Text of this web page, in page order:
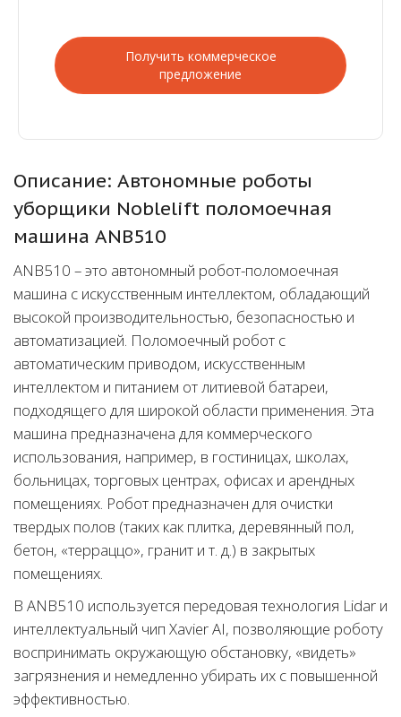
Получить коммерческое
предложение
Описание: Автономные роботы
уборщики Noblelift поломоечная
машина ANB510
ANB510 – это автономный робот-поломоечная
машина с искусственным интеллектом, обладающий
высокой производительностью, безопасностью и
автоматизацией. Поломоечный робот с
автоматическим приводом, искусственным
интеллектом и питанием от литиевой батареи,
подходящего для широкой области применения. Эта
машина предназначена для коммерческого
использования, например, в гостиницах, школах,
больницах, торговых центрах, офисах и арендных
помещениях. Робот предназначен для очистки
твердых полов (таких как плитка, деревянный пол,
бетон, «терраццо», гранит и т. д.) в закрытых
помещениях.
В ANB510 используется передовая технология Lidar и
интеллектуальный чип Xavier AI, позволяющие роботу
воспринимать окружающую обстановку, «видеть»
загрязнения и немедленно убирать их с повышенной
эффективностью.